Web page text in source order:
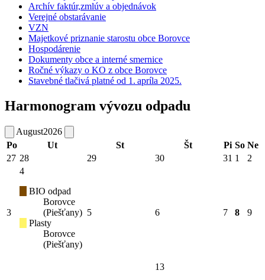
Archív faktúr,zmlúv a objednávok
Verejné obstarávanie
VZN
Majetkové priznanie starostu obce Borovce
Hospodárenie
Dokumenty obce a interné smernice
Ročné výkazy o KO z obce Borovce
Stavebné tlačivá platné od 1. apríla 2025.
Harmonogram vývozu odpadu
August2026
Po
Ut St Št Pi So Ne
27 28 29 30 31 1 2
3
4
BIO odpad
Borovce
(Piešťany)
Plasty
Borovce
(Piešťany)
5 6 7 8 9
13